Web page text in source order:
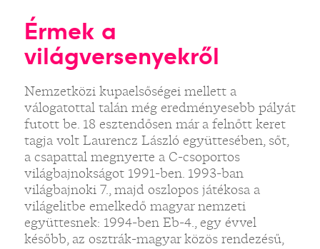
Érmek a
világversenyekről
Nemzetközi kupaelsőségei mellett a
válogatottal talán még eredményesebb pályát
futott be. 18 esztendősen már a felnőtt keret
tagja volt Laurencz László együttesében, sőt,
a csapattal megnyerte a C-csoportos
világbajnokságot 1991-ben. 1993-ban
világbajnoki 7., majd oszlopos játékosa a
világelitbe emelkedő magyar nemzeti
együttesnek: 1994-ben Eb-4., egy évvel
később, az osztrák-magyar közös rendezésű,